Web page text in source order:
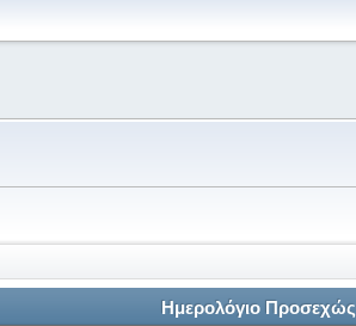
Ημερολόγιο Προσεχώς